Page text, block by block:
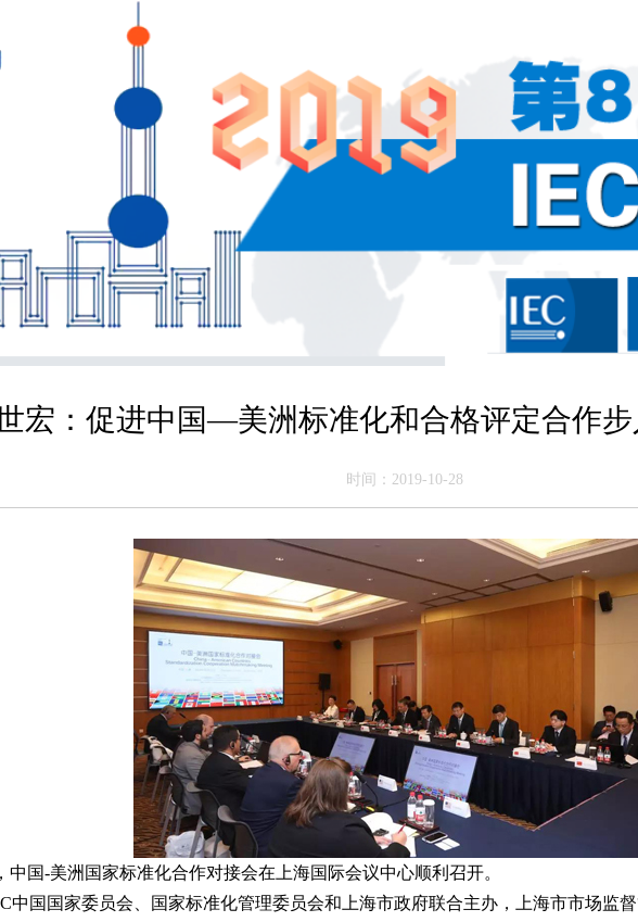
宏：促进中国—美洲标准化和合格评定合作
时间：2019-10-28
中国-美洲国家标准化合作对接会在上海国际会议中心顺利召开。
国国家委员会、国家标准化管理委员会和上海市政府联合主办，上海市市场监